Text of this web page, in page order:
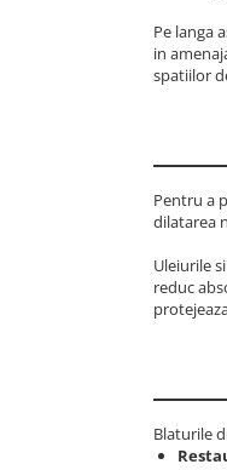
Pe langa
in
spatiilor
Pentru a
dilatarea
Uleiurile
reduc
Blaturile